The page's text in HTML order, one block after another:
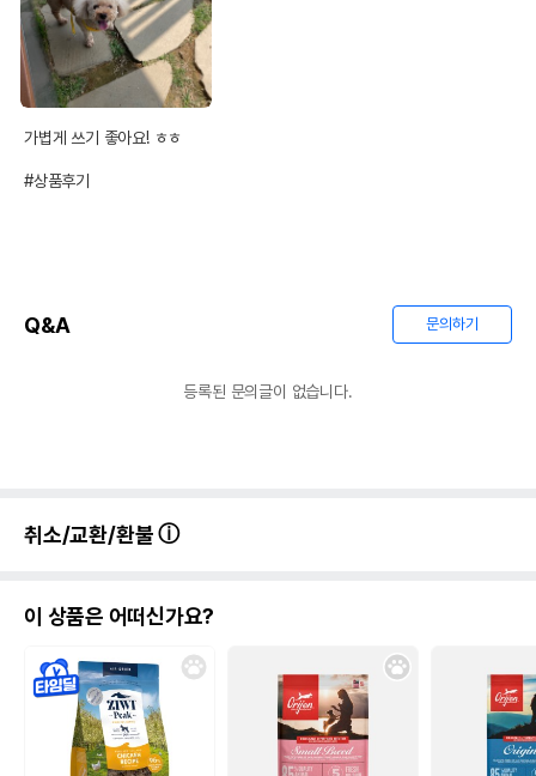
가볍게 쓰기 좋아요! ㅎㅎ
#상품후기
Q&A 문의하기
등록된 문의글이 없습니다.
취소/교환/환불
이 상품은 어떠신가요?